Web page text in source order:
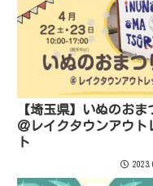
【埼玉県】いぬのおま
＠レイクタウンアウト
ト